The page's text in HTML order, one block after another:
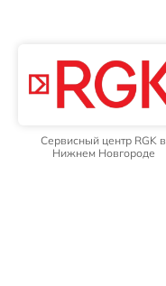
Сервисный центр RGK в
Нижнем Новгороде